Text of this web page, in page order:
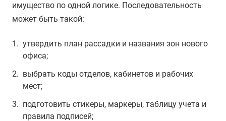
имущество по одной логике. Последовательность
может быть такой:
утвердить план рассадки и названия зон нового
офиса;
выбрать коды отделов, кабинетов и рабочих
мест;
подготовить стикеры, маркеры, таблицу учета и
правила подписей;